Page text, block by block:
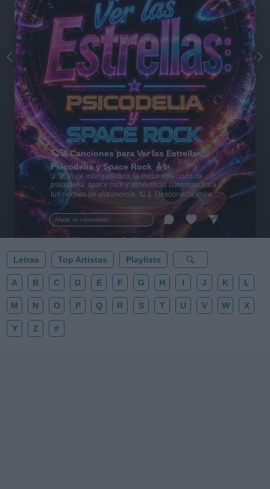
Añadir un comentario ...
🪐🚀 Canciones para Ver las Estrellas:
Psicodelia y Space Rock 🎸✨
🌌🚀 Viaje intergaláctico: la mejor selección de
psicodelia, space rock y atmósferas cósmicas para
tus noches de astronomía. 🪐🎸 Desconecta, mira
al firmamento y siente la gravedad cero. 💾 ¡Guarda
esta colección para tu próxima noche estrellada!
✨⭐
Letras Top Artistas Playlists
A B C D E F G H I J K L
M N O P Q R S T U V W X
Y Z #